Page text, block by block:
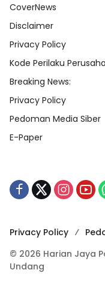
CoverNews
Disclaimer
Privacy Policy
Kode Perilaku
Breaking News:
Privacy Policy
Pedoman Media Siber
E-Paper
Privacy Policy
© 2026 Harian Jaya
Undang